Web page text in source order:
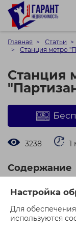
Настройка
Для
используются
Главная Статьи
Станция метро
Станция
3238 1
Содержание
История
Что